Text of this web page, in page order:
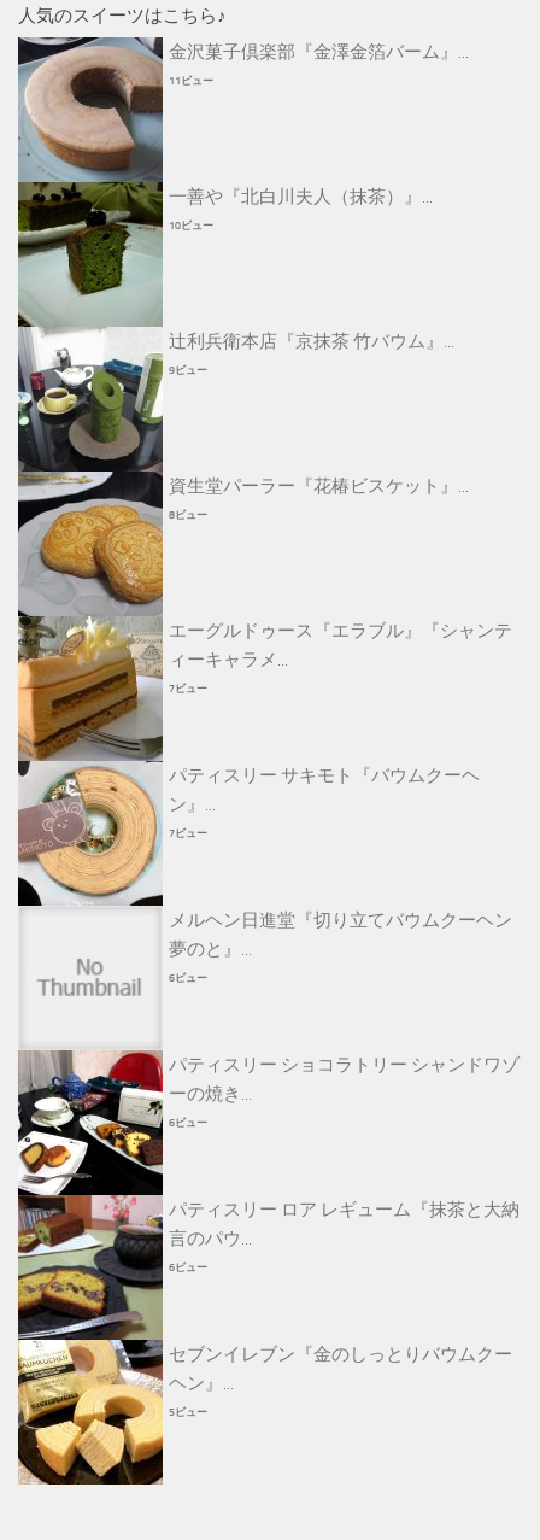
人気のスイーツはこちら♪
金沢菓子倶楽部『金澤金箔バーム』...
11ビュー
一善や『北白川夫人（抹茶）』...
10ビュー
辻利兵衛本店『京抹茶 竹バウム』...
9ビュー
資生堂パーラー『花椿ビスケット』...
8ビュー
エーグルドゥース『エラブル』『シャンテ
ィーキャラメ...
7ビュー
パティスリー サキモト『バウムクーヘ
ン』...
7ビュー
メルヘン日進堂『切り立てバウムクーヘン
夢のと』...
6ビュー
パティスリー ショコラトリー シャンドワゾ
ーの焼き...
6ビュー
パティスリー ロア レギューム『抹茶と大納
言のパウ...
6ビュー
セブンイレブン『金のしっとりバウムクー
ヘン』...
5ビュー